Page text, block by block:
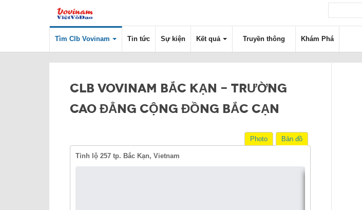
Tìm Clb Vovinam Tin tức Sự kiện Kết quả Truyền thông Khám Phá
CLB VOVINAM BẮC KẠN - TRƯỜNG
CAO ĐẲNG CỘNG ĐỒNG BẮC CẠN
Bản đồ
Photo
Tỉnh lộ 257 tp. Bắc Kạn, Vietnam